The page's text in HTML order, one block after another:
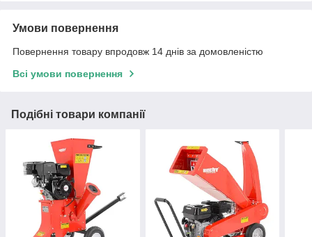
Умови повернення
Повернення товару впродовж 14 днів за домовленістю
Всі умови повернення
Подібні товари компанії